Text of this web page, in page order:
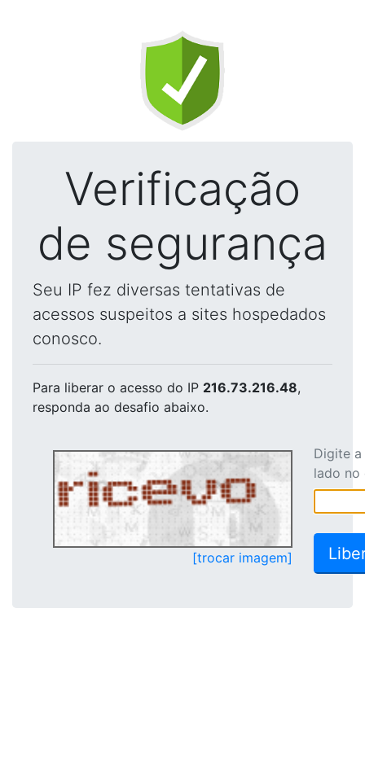
Verificação
de segurança
Seu IP fez diversas tentativas de
acessos suspeitos a sites hospedados
conosco.
Para liberar o acesso do IP 216.73.216.48,
responda ao desafio abaixo.
[trocar imagem]
Digite
lado no